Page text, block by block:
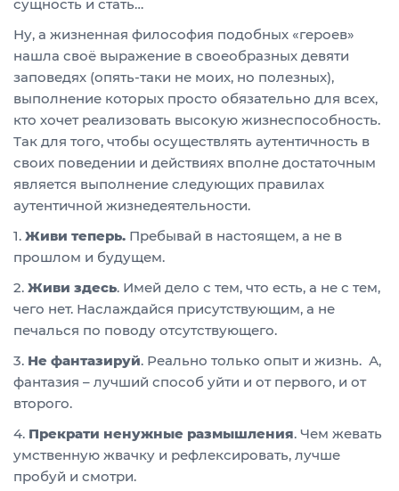
сущность и стать…
Ну, а жизненная философия подобных «героев»
нашла своё выражение в своеобразных девяти
заповедях (опять-таки не моих, но полезных),
выполнение которых просто обязательно для всех,
кто хочет реализовать высокую жизнеспособность.
Так для того, чтобы осуществлять аутентичность в
своих поведении и действиях вполне достаточным
является выполнение следующих правилах
аутентичной жизнедеятельности.
1. Живи теперь. Пребывай в настоящем, а не в
прошлом и будущем.
2. Живи здесь. Имей дело с тем, что есть, а не с тем,
чего нет. Наслаждайся присутствующим, а не
печалься по поводу отсутствующего.
3. Не фантазируй. Реально только опыт и жизнь. А,
фантазия – лучший способ уйти и от первого, и от
второго.
4. Прекрати ненужные размышления. Чем жевать
умственную жвачку и рефлексировать, лучше
пробуй и смотри.